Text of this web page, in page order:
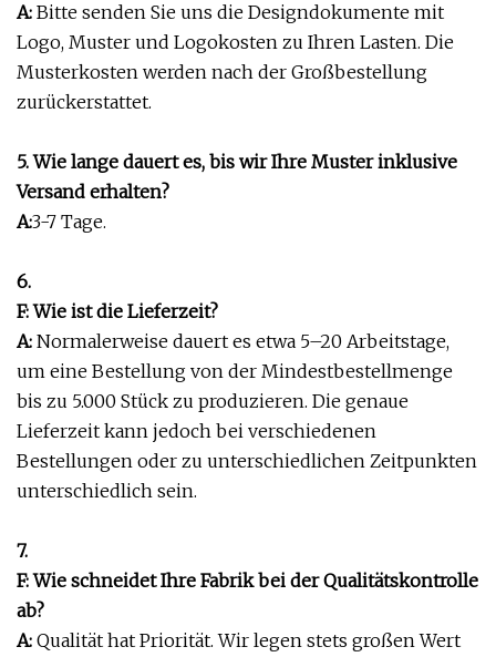
A: Bitte senden Sie uns die Designdokumente mit
Logo, Muster und Logokosten zu Ihren Lasten. Die
Musterkosten werden nach der Großbestellung
zurückerstattet.
5. Wie lange dauert es, bis wir Ihre Muster inklusive
Versand erhalten?
A:3-7 Tage.
6.
F: Wie ist die Lieferzeit?
A: Normalerweise dauert es etwa 5–20 Arbeitstage,
um eine Bestellung von der Mindestbestellmenge
bis zu 5.000 Stück zu produzieren. Die genaue
Lieferzeit kann jedoch bei verschiedenen
Bestellungen oder zu unterschiedlichen Zeitpunkten
unterschiedlich sein.
7.
F: Wie schneidet Ihre Fabrik bei der Qualitätskontrolle
ab?
A: Qualität hat Priorität. Wir legen stets großen Wert